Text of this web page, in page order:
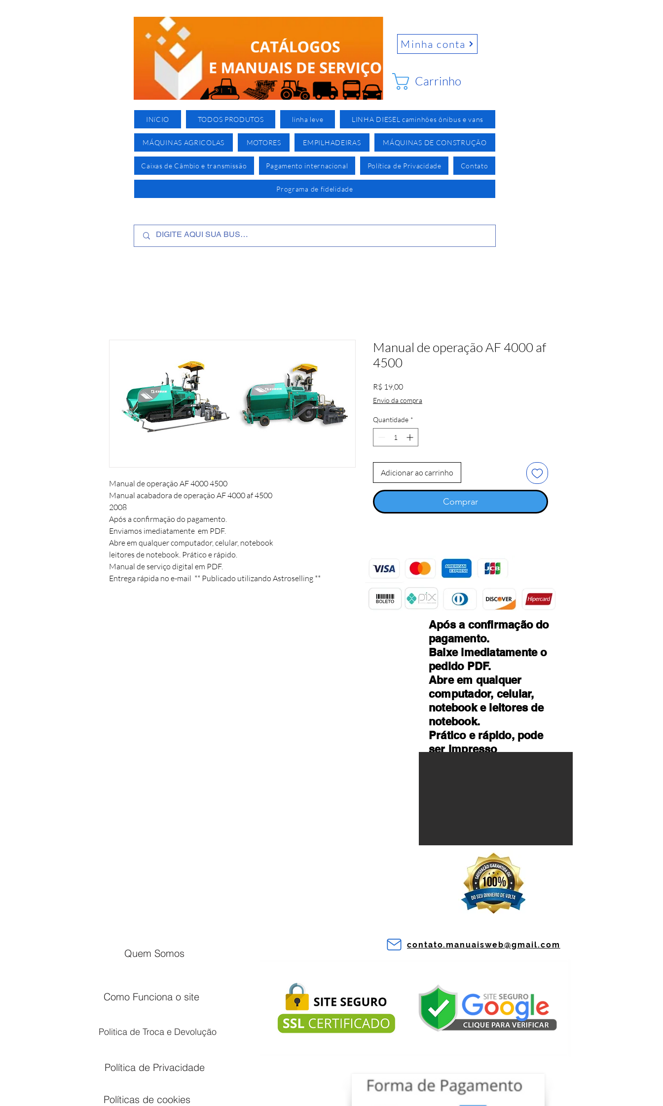
Minha conta
Carrinho
INíCIO TODOS PRODUTOS linha leve LINHA DIESEL caminhões ônibus e vans
MÁQUINAS AGRICOLAS MOTORES EMPILHADEIRAS MÁQUINAS DE CONSTRUÇÃO
Caixas de Câmbio e transmissão Pagamento internacional Política de Privacidade Contato
Programa de fidelidade
Manual de operação AF 4000 4500
Manual acabadora de operação AF 4000 af 4500
2008
Após a confirmação do pagamento.
Enviamos imediatamente  em PDF.
Abre em qualquer computador, celular, notebook
leitores de notebook. Prático e rápido.
Manual de serviço digital em PDF.
Entrega rápida no e-mail  ** Publicado utilizando Astroselling **
Manual de operação AF 4000 af
4500
R$ 19,00Preço
Envio da compra
Quantidade *
Adicionar ao carrinho
Comprar
Após a confirmação do
pagamento.
Baixe imediatamente o
pedido PDF.
Abre em qualquer
computador, celular,
notebook e leitores de
notebook.
Prático e rápido, pode
ser impresso
Quem Somos
Como Funciona o site
Politica de Troca e Devolução
Política de Privacidade
contato.manuaisweb@gmail.com
Políticas de cookies